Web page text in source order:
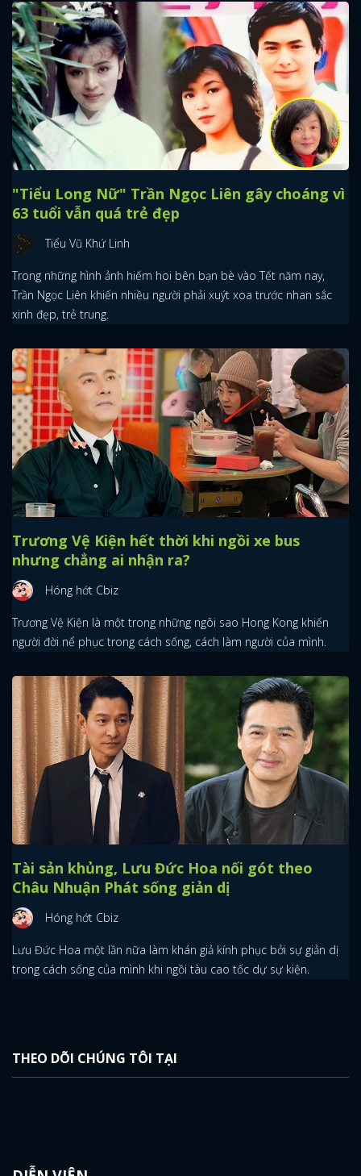
x
ĐĂNG NHẬP
FACEBOOK GOOGLE
"Tiểu Long Nữ" Trần Ngọc Liên gây choáng vì
63 tuổi vẫn quá trẻ đẹp
Tiểu Vũ Khứ Linh
Trong những hình ảnh hiếm hoi bên bạn bè vào Tết năm nay,
Trần Ngọc Liên khiến nhiều người phải xuýt xoa trước nhan sắc
xinh đẹp, trẻ trung.
Trương Vệ Kiện hết thời khi ngồi xe bus
nhưng chẳng ai nhận ra?
Hóng hớt Cbiz
Trương Vệ Kiện là một trong những ngôi sao Hong Kong khiến
người đời nể phục trong cách sống, cách làm người của mình.
Tài sản khủng, Lưu Đức Hoa nối gót theo
Châu Nhuận Phát sống giản dị
Hóng hớt Cbiz
Lưu Đức Hoa một lần nữa làm khán giả kính phục bởi sự giản dị
trong cách sống của mình khi ngồi tàu cao tốc dự sự kiện.
THEO DÕI CHÚNG TÔI TẠI